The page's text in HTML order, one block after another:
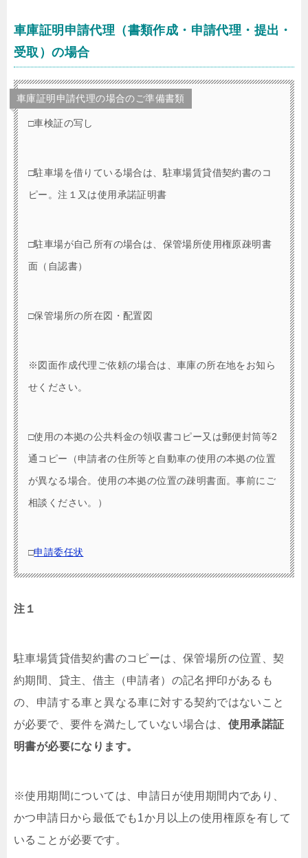
車庫証明申請代理（書類作成・申請代理・提出・
受取）の場合
車庫証明申請代理の場合のご準備書類
□車検証の写し
□駐車場を借りている場合は、駐車場賃貸借契約書のコ
ピー。注１又は使用承諾証明書
□駐車場が自己所有の場合は、保管場所使用権原疎明書
面（自認書）
□保管場所の所在図・配置図
※図面作成代理ご依頼の場合は、車庫の所在地をお知ら
せください。
□使用の本拠の公共料金の領収書コピー又は郵便封筒等2
通コピー（申請者の住所等と自動車の使用の本拠の位置
が異なる場合。使用の本拠の位置の疎明書面。事前にご
相談ください。）
□申請委任状
注１
駐車場賃貸借契約書のコピーは、保管場所の位置、契
約期間、貸主、借主（申請者）の記名押印があるも
の、申請する車と異なる車に対する契約ではないこと
が必要で、要件を満たしていない場合は、 使用承諾証
明書が必要になります。
※使用期間については、申請日が使用期間内であり、
かつ申請日から最低でも1か月以上の使用権原を有して
いることが必要です。